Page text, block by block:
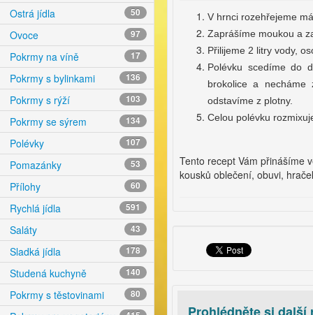
Ostrá jídla 50
Ovoce 97
Pokrmy na víně 17
Pokrmy s bylinkami 136
Pokrmy s rýží 103
Pokrmy se sýrem 134
Polévky 107
Pomazánky 53
Přílohy 60
Rychlá jídla 591
Saláty 43
Sladká jídla 178
Studená kuchyně 140
Pokrmy s těstovinami 80
V hrnci rozehřejeme
Zaprášíme moukou a
Přilijeme 2 litry vody,
Polévku scedíme do
brokolice a
odstavíme z plotny.
Celou polévku
Tento recept Vám přinášíme
kousků oblečení, obuvi,